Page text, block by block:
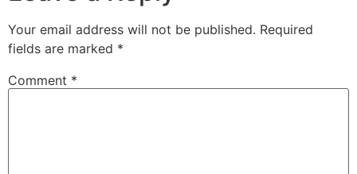
Your email address will not be published. Required
fields are marked *
Comment *